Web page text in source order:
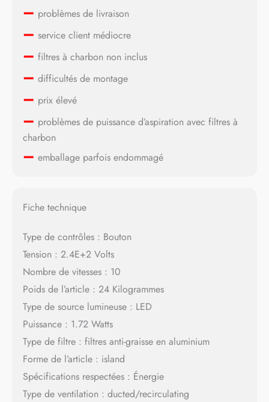
– problèmes de livraison
– service client médiocre
– filtres à charbon non inclus
– difficultés de montage
– prix élevé
– problèmes de puissance d’aspiration avec filtres à
charbon
– emballage parfois endommagé
Fiche technique
Type de contrôles : Bouton
Tension : 2.4E+2 Volts
Nombre de vitesses : 10
Poids de l’article : 24 Kilogrammes
Type de source lumineuse : LED
Puissance : 1.72 Watts
Type de filtre : filtres anti-graisse en aluminium
Forme de l’article : island
Spécifications respectées : Énergie
Type de ventilation : ducted/recirculating